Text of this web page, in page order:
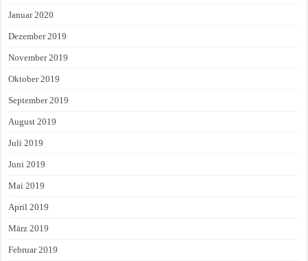
Januar 2020
Dezember 2019
November 2019
Oktober 2019
September 2019
August 2019
Juli 2019
Juni 2019
Mai 2019
April 2019
März 2019
Februar 2019